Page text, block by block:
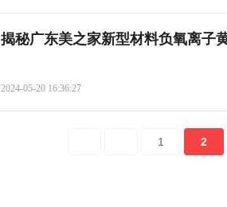
揭秘广东美之家新型材料负氧离子
2024-05-20 16:36:27
1 2